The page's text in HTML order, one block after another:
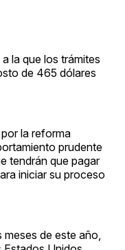
la que los trámites
de 465 dólares
la reforma
prudente
tendrán que pagar
iniciar su proceso
de este año,